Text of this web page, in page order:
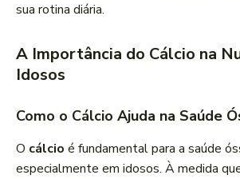
o
sua rotina diária.
A Importância do Cálcio na
Idosos
Como o Cálcio Ajuda na Saúde
O cálcio é fundamental para a saúde
especialmente em idosos. À medida